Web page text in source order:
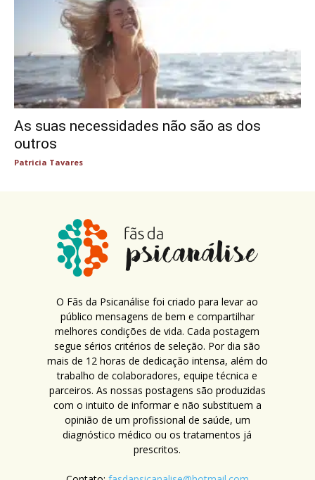
As suas necessidades não são as dos
outros
Patricia Tavares
O Fãs da Psicanálise foi criado para levar ao
público mensagens de bem e compartilhar
melhores condições de vida. Cada postagem
segue sérios critérios de seleção. Por dia são
mais de 12 horas de dedicação intensa, além do
trabalho de colaboradores, equipe técnica e
parceiros. As nossas postagens são produzidas
com o intuito de informar e não substituem a
opinião de um profissional de saúde, um
diagnóstico médico ou os tratamentos já
prescritos.